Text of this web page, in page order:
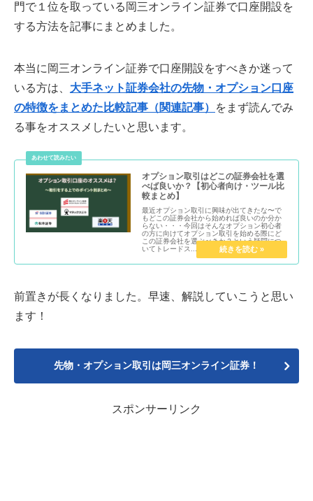
門で１位を取っている岡三オンライン証券で口座開設を
する方法を記事にまとめました。
本当に岡三オンライン証券で口座開設をすべきか迷って
いる方は、 大手ネット証券会社の先物・オプション口座
の特徴をまとめた比較記事（関連記事）
をまず読んでみ
る事をオススメしたいと思います。
オプション取引はどこの証券会社を選
べば良いか？【初心者向け・ツール比
較まとめ】
最近オプション取引に興味が出てきたな〜で
もどこの証券会社から始めれば良いのか分か
らない・・・今回はそんなオプション初心者
の方に向けてオプション取引を始める際にど
この証券会社を選ぶべきか？という疑問につ
いてトレードス...
前置きが長くなりました。早速、解説していこうと思い
ます！
先物・オプション取引は岡三オンライン証券！
スポンサーリンク